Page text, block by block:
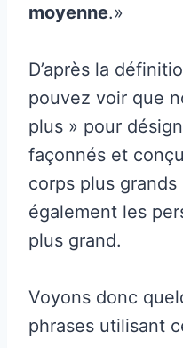
moyenne.»
D’après la
pouvez voir que
plus » pour
façonnés et
corps plus
également les
plus grand.
Voyons donc
phrases utilisant